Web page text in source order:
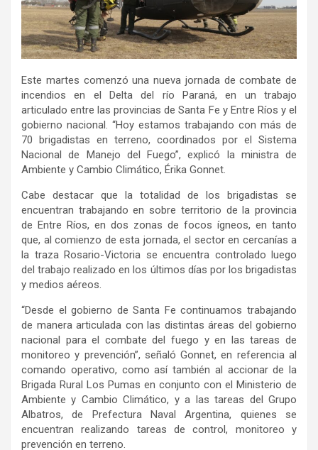
Este martes comenzó una nueva jornada de combate de
incendios en el Delta del río Paraná, en un trabajo
articulado entre las provincias de Santa Fe y Entre Ríos y el
gobierno nacional. “Hoy estamos trabajando con más de
70 brigadistas en terreno, coordinados por el Sistema
Nacional de Manejo del Fuego”, explicó la ministra de
Ambiente y Cambio Climático, Érika Gonnet.
Cabe destacar que la totalidad de los brigadistas se
encuentran trabajando en sobre territorio de la provincia
de Entre Ríos, en dos zonas de focos ígneos, en tanto
que, al comienzo de esta jornada, el sector en cercanías a
la traza Rosario-Victoria se encuentra controlado luego
del trabajo realizado en los últimos días por los brigadistas
y medios aéreos.
“Desde el gobierno de Santa Fe continuamos trabajando
de manera articulada con las distintas áreas del gobierno
nacional para el combate del fuego y en las tareas de
monitoreo y prevención”, señaló Gonnet, en referencia al
comando operativo, como así también al accionar de la
Brigada Rural Los Pumas en conjunto con el Ministerio de
Ambiente y Cambio Climático, y a las tareas del Grupo
Albatros, de Prefectura Naval Argentina, quienes se
encuentran realizando tareas de control, monitoreo y
prevención en terreno.